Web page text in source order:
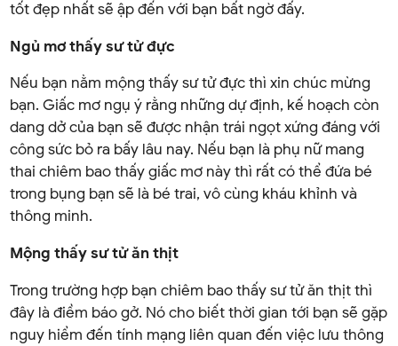
tốt đẹp nhất sẽ ập đến với bạn bất ngờ đấy.
Ngủ mơ thấy sư tử đực
Nếu bạn nằm mộng thấy sư tử đực thì xin chúc mừng
bạn. Giấc mơ ngụ ý rằng những dự định, kế hoạch còn
dang dở của bạn sẽ được nhận trái ngọt xứng đáng với
công sức bỏ ra bấy lâu nay. Nếu bạn là phụ nữ mang
thai chiêm bao thấy giấc mơ này thì rất có thể đứa bé
trong bụng bạn sẽ là bé trai, vô cùng kháu khỉnh và
thông minh.
Mộng thấy sư tử ăn thịt
Trong trường hợp bạn chiêm bao thấy sư tử ăn thịt thì
đây là điềm báo gở. Nó cho biết thời gian tới bạn sẽ gặp
nguy hiểm đến tính mạng liên quan đến việc lưu thông